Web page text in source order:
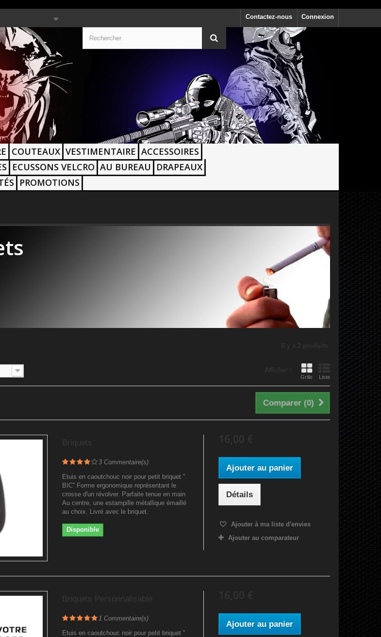
Connexion
Contactez-nous
COUTEAUX VESTIMENTAIRE ACCESSOIRES
ECUSSONS VELCRO AU BUREAU DRAPEAUX
PROMOTIONS
Grille Liste
Comparer (0)
Briquets
3Commentaire(s)
Etuis en caoutchouc noir pour petit briquet ''
BIC'' Forme ergonomique représentant le
crosse d'un révolver. Parfaite tenue en main
Au centre, une estampille métallique émaillé
au choix. Livré avec le briquet.
Disponible
Ajouter au panier
Détails
Ajouter à ma liste d'envies
Ajouter au comparateur
Briquets Personnalisable
1 Commentaire(s)
Etuis en caoutchouc noir pour petit briquet ''
Ajouter au panier